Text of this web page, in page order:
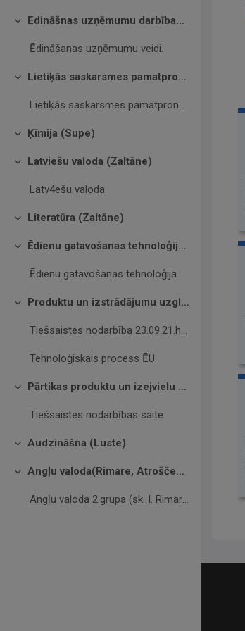
Savērst
Edināšnas uzņēmumu darbības pamatproncipi (Bitere)
Ēdināšanas uzņēmumu veidi.
Savērst
Lietiķās saskarsmes pamatproncipi (Austruma)
Lietiķās saskarsmes pamatproncipi
Savērst
Ķīmija (Supe)
Savērst
Latviešu valoda (Zaltāne)
Latv4ešu valoda
Savērst
Literatūra (Zaltāne)
Savērst
Ēdienu gatavošanas tehnoloģijas (Bitere)
Ēdienu gatavošanas tehnoloģija.
Savērst
Produktu un izstrādājumu uzglabāšana(Vilmane)
Tiešsaistes nodarbība 23.09.21.https://teams.micro...
Tehnoloģiskais process ĒU
Savērst
Pārtikas produktu un izejvielu pirmapstrāde (Vilmane)
Tiešsaistes nodarbības saite
Savērst
Audzināšna (Luste)
Savērst
Angļu valoda(Rimare, Atroščenkova)
Angļu valoda 2.grupa (sk. I. Rimare)